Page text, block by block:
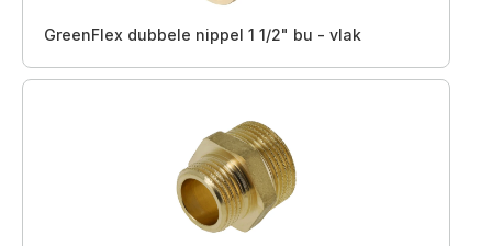
GreenFlex dubbele nippel 1 1/2" bu - vlak